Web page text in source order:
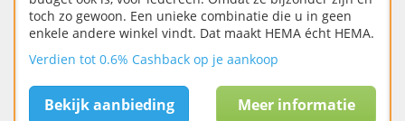
toch zo gewoon. Een unieke combinatie die u in geen
enkele andere winkel vindt. Dat maakt HEMA écht HEMA.
Verdien tot 0.6% Cashback op je aankoop
Bekijk aanbieding Meer informatie